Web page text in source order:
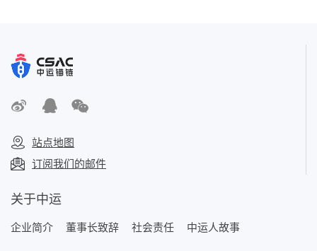
站点地图
订阅我们的邮件
关于中运
企业简介 董事长致辞 社会责任 中运人故事